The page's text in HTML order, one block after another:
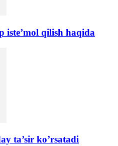
iste’mol qilish haqida
ta’sir koʼrsatadi